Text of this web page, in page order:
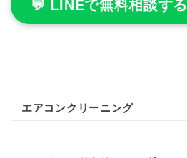
💬 LINEで無料相談する
エアコンクリーニング